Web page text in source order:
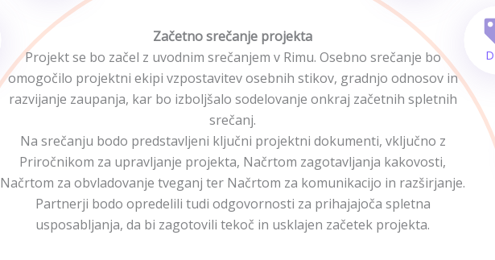
Začetno srečanje projekta
Projekt se bo začel z uvodnim srečanjem v Rimu. Osebno srečanje bo
omogočilo projektni ekipi vzpostavitev osebnih stikov, gradnjo odnosov in
razvijanje zaupanja, kar bo izboljšalo sodelovanje onkraj začetnih spletnih
srečanj.
Na srečanju bodo predstavljeni ključni projektni dokumenti, vključno z
Priročnikom za upravljanje projekta, Načrtom zagotavljanja kakovosti,
Načrtom za obvladovanje tveganj ter Načrtom za komunikacijo in razširjanje.
Partnerji bodo opredelili tudi odgovornosti za prihajajoča spletna
usposabljanja, da bi zagotovili tekoč in usklajen začetek projekta.